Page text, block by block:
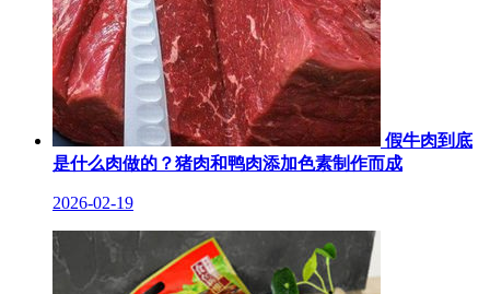
假牛肉到底
是什么肉做的？猪肉和鸭肉添加色素制作而成
2026-02-19